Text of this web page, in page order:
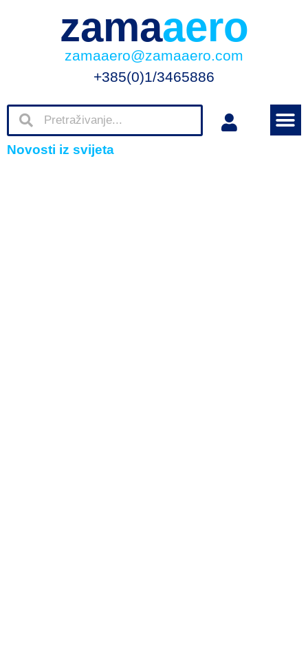
zamaaero
zamaaero@zamaaero.com
+385(0)1/3465886
Novosti iz svijeta